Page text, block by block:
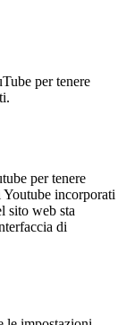
per tenere
per tenere
incorporati
sito web sta
di